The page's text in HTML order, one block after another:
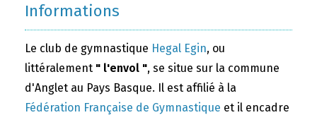
Informations
Le club de gymnastique Hegal Egin, ou
littéralement " l'envol ", se situe sur la commune
d'Anglet au Pays Basque. Il est affilié à la
Fédération Française de Gymnastique et il encadre